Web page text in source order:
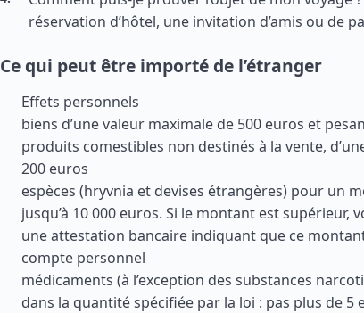
réservation d’hôtel, une invitation d’amis ou de
Ce qui peut être importé de l’étranger
Effets personnels
biens d’une valeur maximale de 500 euros et
produits comestibles non destinés à la vente,
200 euros
espèces (hryvnia et devises étrangères) pour un
jusqu’à 10 000 euros. Si le montant est supérieur,
une attestation bancaire indiquant que ce
compte personnel
médicaments (à l’exception des substances
dans la quantité spécifiée par la loi : pas plus de 5